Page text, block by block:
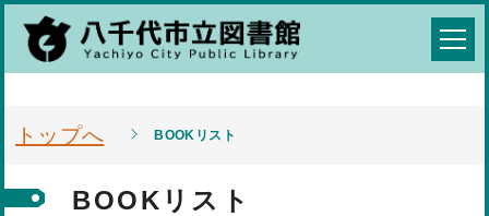
トップへ BOOKリスト
BOOKリスト